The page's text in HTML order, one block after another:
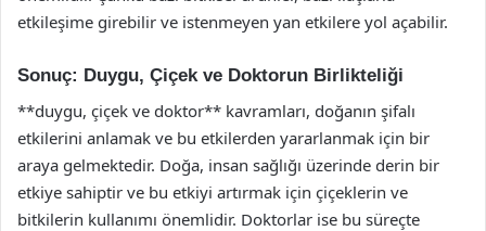
etkileşime girebilir ve istenmeyen yan etkilere yol açabilir.
Sonuç: Duygu, Çiçek ve Doktorun Birlikteliği
**duygu, çiçek ve doktor** kavramları, doğanın şifalı
etkilerini anlamak ve bu etkilerden yararlanmak için bir
araya gelmektedir. Doğa, insan sağlığı üzerinde derin bir
etkiye sahiptir ve bu etkiyi artırmak için çiçeklerin ve
bitkilerin kullanımı önemlidir. Doktorlar ise bu süreçte